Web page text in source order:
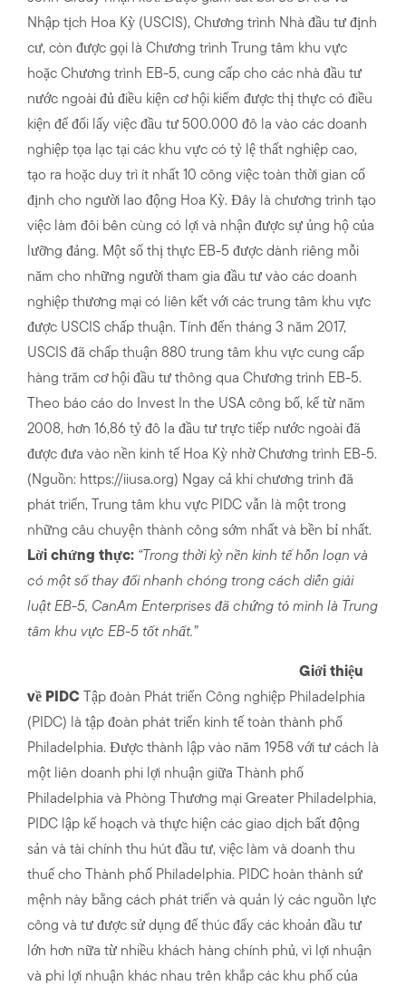
Nhập tịch Hoa Kỳ (USCIS), Chương trình Nhà đầu tư định
cư, còn được gọi là Chương trình Trung tâm khu vực
hoặc Chương trình EB-5, cung cấp cho các nhà đầu tư
nước ngoài đủ điều kiện cơ hội kiếm được thị thực có điều
kiện để đổi lấy việc đầu tư 500.000 đô la vào các doanh
nghiệp tọa lạc tại các khu vực có tỷ lệ thất nghiệp cao,
tạo ra hoặc duy trì ít nhất 10 công việc toàn thời gian cố
định cho người lao động Hoa Kỳ. Đây là chương trình tạo
việc làm đôi bên cùng có lợi và nhận được sự ủng hộ của
lưỡng đảng. Một số thị thực EB-5 được dành riêng mỗi
năm cho những người tham gia đầu tư vào các doanh
nghiệp thương mại có liên kết với các trung tâm khu vực
được USCIS chấp thuận. Tính đến tháng 3 năm 2017,
USCIS đã chấp thuận 880 trung tâm khu vực cung cấp
hàng trăm cơ hội đầu tư thông qua Chương trình EB-5.
Theo báo cáo do Invest In the USA công bố, kể từ năm
2008, hơn 16,86 tỷ đô la đầu tư trực tiếp nước ngoài đã
được đưa vào nền kinh tế Hoa Kỳ nhờ Chương trình EB-5.
(Nguồn: https://iiusa.org) Ngay cả khi chương trình đã
phát triển, Trung tâm khu vực PIDC vẫn là một trong
những câu chuyện thành công sớm nhất và bền bỉ nhất.
Lời chứng thực: “Trong thời kỳ nền kinh tế hỗn loạn và
có một số thay đổi nhanh chóng trong cách diễn giải
luật EB-5, CanAm Enterprises đã chứng tỏ mình là Trung
tâm khu vực EB-5 tốt nhất.”
Giới thiệu
về PIDC Tập đoàn Phát triển Công nghiệp Philadelphia
(PIDC) là tập đoàn phát triển kinh tế toàn thành phố
Philadelphia. Được thành lập vào năm 1958 với tư cách là
một liên doanh phi lợi nhuận giữa Thành phố
Philadelphia và Phòng Thương mại Greater Philadelphia,
PIDC lập kế hoạch và thực hiện các giao dịch bất động
sản và tài chính thu hút đầu tư, việc làm và doanh thu
thuế cho Thành phố Philadelphia. PIDC hoàn thành sứ
mệnh này bằng cách phát triển và quản lý các nguồn lực
công và tư được sử dụng để thúc đẩy các khoản đầu tư
lớn hơn nữa từ nhiều khách hàng chính phủ, vì lợi nhuận
và phi lợi nhuận khác nhau trên khắp các khu phố của